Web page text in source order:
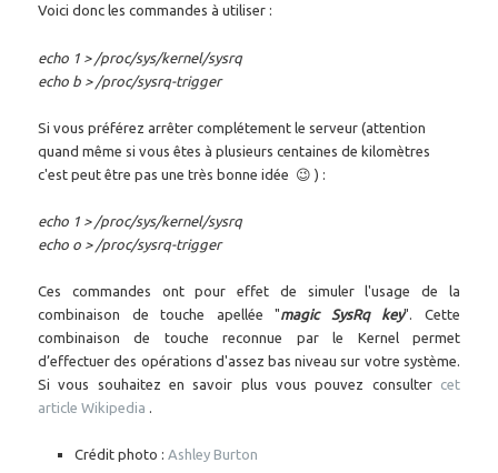
Voici donc les commandes à utiliser :
echo 1 > /proc/sys/kernel/sysrq
echo b > /proc/sysrq-trigger
Si vous préférez arrêter complétement le serveur (attention
quand même si vous êtes à plusieurs centaines de kilomètres
c'est peut être pas une très bonne idée 😉 ) :
echo 1 > /proc/sys/kernel/sysrq
echo o > /proc/sysrq-trigger
Ces commandes ont pour effet de simuler l'usage de la
combinaison de touche apellée "magic SysRq key". Cette
combinaison de touche reconnue par le Kernel permet
d’effectuer des opérations d'assez bas niveau sur votre système.
Si vous souhaitez en savoir plus vous pouvez consulter cet
article Wikipedia .
Crédit photo : Ashley Burton